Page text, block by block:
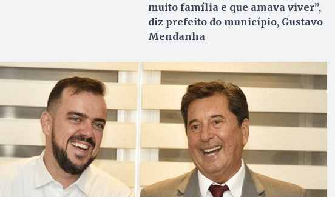
muito família e que amava viver”,
diz prefeito do município, Gustavo
Mendanha